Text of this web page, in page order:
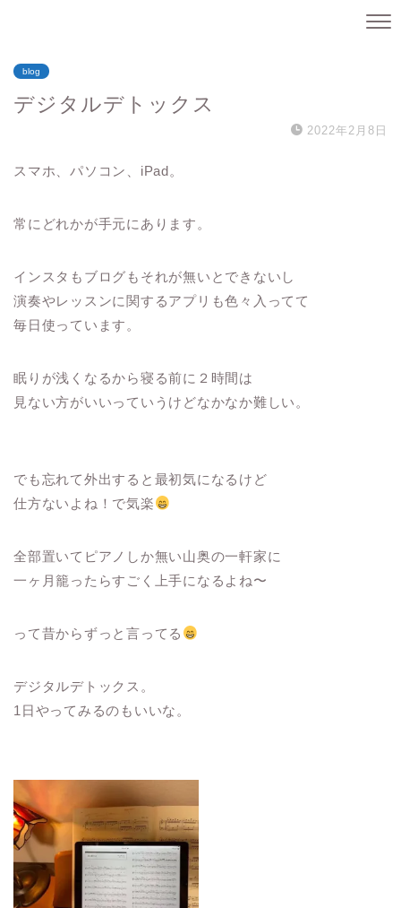
blog
デジタルデトックス
2022年2月8日
スマホ、パソコン、iPad。
常にどれかが手元にあります。
インスタもブログもそれが無いとできないし
演奏やレッスンに関するアプリも色々入ってて
毎日使っています。
眠りが浅くなるから寝る前に２時間は
見ない方がいいっていうけどなかなか難しい。
でも忘れて外出すると最初気になるけど
仕方ないよね！で気楽
全部置いてピアノしか無い山奥の一軒家に
一ヶ月籠ったらすごく上手になるよね〜
って昔からずっと言ってる
デジタルデトックス。
1日やってみるのもいいな。